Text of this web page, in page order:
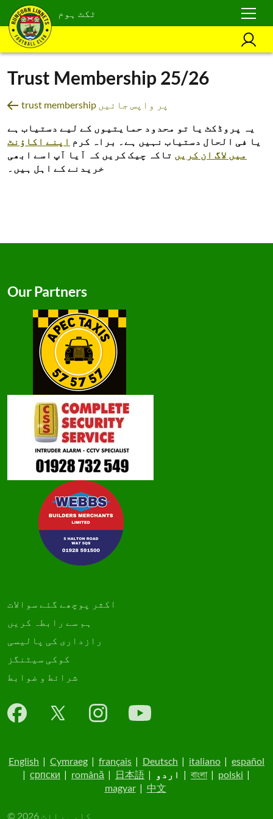
ٹکٹ ہوم
Trust Membership 25/26
trust membership پر واپس جائیں
یہ پروڈکٹ یا تو محدود حمایتیوں کے لیے دستیاب ہے
یا فی الحال دستیاب نہیں ہے۔ براہ کرم اپنے اکاؤنٹ
میں لاگ ان کریں تاکہ چیک کریں کہ آیا آپ اسے ابھی
خریدنے کے اہل ہیں۔
اکثر پوچھے گئے سوالات
ہم سے رابطہ کریں
رازداری کی پالیسی
کوکی سیٹنگز
شرائط و ضوابط
Our Partners
English | Cymraeg | français | Deutsch | italiano | español
| српски | română | 日本語 | اردو | বাংলা| polski |
magyar| 中文
© کاپی رائٹ 2026